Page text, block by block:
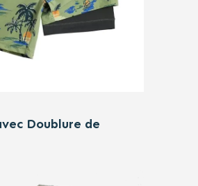
Doublure de